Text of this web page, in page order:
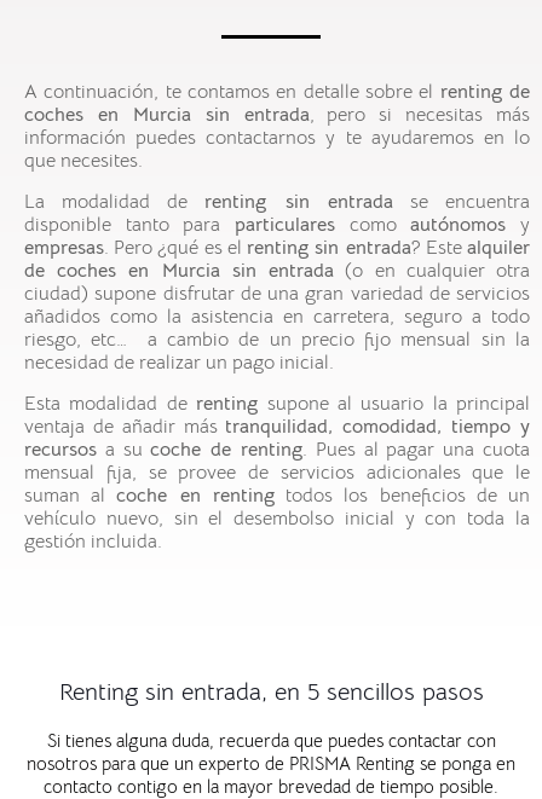
A continuación, te contamos en detalle sobre el rentingde
coches en Murcia sin entrada, pero si necesitas más
información puedes contactarnos y te ayudaremos en lo
que necesites.
La modalidad de renting sin entradase encuentra
disponible tanto para particulares comoautónomos y
empresas. Pero ¿qué es el renting sin entrada? Estealquiler
de coches en Murcia sin entrada (o en cualquier otra
ciudad) supone disfrutar de una gran variedad de servicios
añadidos como la asistencia en carretera, seguro a todo
riesgo, etc… a cambio de un precio fijo mensual sin la
necesidad de realizar un pago inicial.
Esta modalidad de renting supone al usuario la principal
ventaja de añadir más tranquilidad, comodidad, tiempo y
recursos a sucoche de renting. Pues al pagar una cuota
mensual fija, se provee de servicios adicionales que le
suman alcoche en rentingtodos los beneficios de un
vehículo nuevo, sin el desembolso inicial y con toda la
gestión incluida.
Renting sin entrada, en 5 sencillos pasos
Si tienes alguna duda, recuerda que puedes contactar con
nosotros para que un experto de PRISMA Renting se ponga en
contacto contigo en la mayor brevedad de tiempo posible.